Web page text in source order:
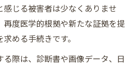
感じる被害者は少なくありませ
再度医学的根拠や新たな証拠を提
める手続きです。
際は、診断書や画像データ、日